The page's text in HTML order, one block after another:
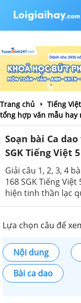
Trang chủ
Tiếng
tổng hợp văn mẫu hay
Soạn bài Ca
SGK Tiếng Việt
Giải câu 1, 2, 3, 4
168 SGK Tiếng
hiện tinh thần lạc
Lựa chọn câu để
Nội dung
Bài ca dao